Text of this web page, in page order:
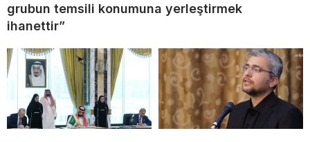
grubun temsili konumuna yerleştirmek
ihanettir”